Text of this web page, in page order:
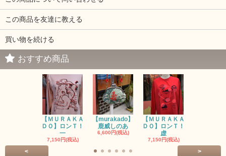
この商品を友達に教える
買い物を続ける
おすすめ商品
【ＭＵＲＡＫＡ
ＤＯ】ロンＴ！
一
7,150円(税込)
【murakado】
鹿威しのあ
6,600円(税込)
【ＭＵＲＡＫＡ
ＤＯ】ロンＴ！
虚
7,150円(税込)
< >